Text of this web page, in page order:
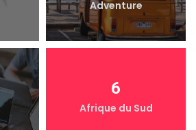
Adventure
6
Afrique du Sud